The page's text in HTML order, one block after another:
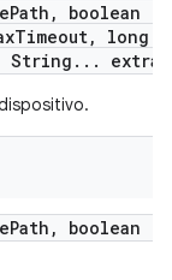
Path ,
boolean
Timeout,
long
String . . . extra
Path ,
boolean